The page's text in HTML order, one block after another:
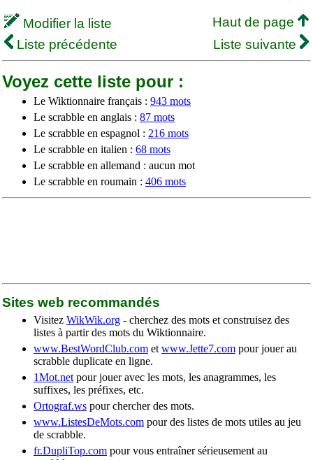
Modifier la liste
Haut de page
Liste précédente
Liste suivante
Voyez cette liste pour :
Le Wiktionnaire français : 943 mots
Le scrabble en anglais : 87 mots
Le scrabble en espagnol : 216 mots
Le scrabble en italien : 68 mots
Le scrabble en allemand : aucun mot
Le scrabble en roumain : 406 mots
Sites web recommandés
Visitez WikWik.org - cherchez des mots et construisez des
listes à partir des mots du Wiktionnaire.
www.BestWordClub.com et www.Jette7.com pour jouer au
scrabble duplicate en ligne.
1Mot.net pour jouer avec les mots, les anagrammes, les
suffixes, les préfixes, etc.
Ortograf.ws pour chercher des mots.
www.ListesDeMots.com pour des listes de mots utiles au jeu
de scrabble.
fr.DupliTop.com pour vous entraîner sérieusement au